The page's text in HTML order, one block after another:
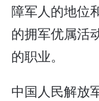
障军人的地位
的拥军优属活
的职业。
中国人民解放